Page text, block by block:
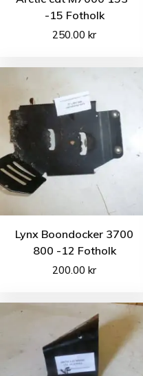
-15 Fotholk
250.00kr
Lynx Boondocker 3700
800 -12 Fotholk
200.00kr